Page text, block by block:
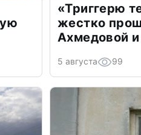
«Триггерю
жестко
Ахмедовой и
5 августа 99